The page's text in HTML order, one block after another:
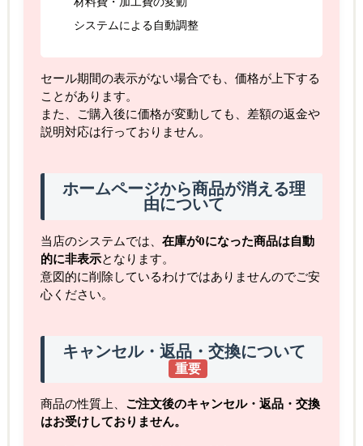
システムによる自動調整
セール期間の表示がない場合でも、価格が上下する
ことがあります。
また、ご購入後に価格が変動しても、差額の返金や
説明対応は行っておりません。
ホームページから商品が消える理
由について
当店のシステムでは、 在庫が0になった商品は自動
的に非表示となります。
意図的に削除しているわけではありませんのでご安
心ください。
キャンセル・返品・交換について
重要
商品の性質上、 ご注文後のキャンセル・返品・交換
はお受けしておりません。